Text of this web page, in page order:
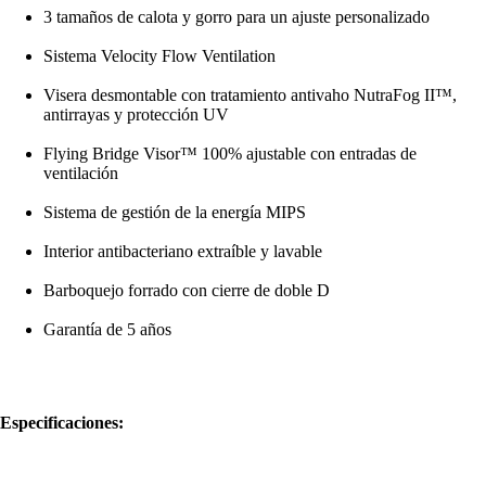
3 tamaños de calota y gorro para un ajuste personalizado
Sistema Velocity Flow Ventilation
Visera desmontable con tratamiento antivaho NutraFog II™,
antirrayas y protección UV
Flying Bridge Visor™ 100% ajustable con entradas de
ventilación
Sistema de gestión de la energía MIPS
Interior antibacteriano extraíble y lavable
Barboquejo forrado con cierre de doble D
Garantía de 5 años
Especificaciones: